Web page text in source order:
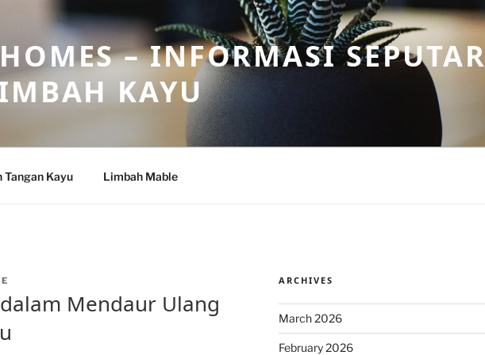
– INFORMASI SEPUTAR
KAYU
Tangan Kayu Limbah Mable
Mendaur Ulang
ARCHIVES
March 2026
February 2026